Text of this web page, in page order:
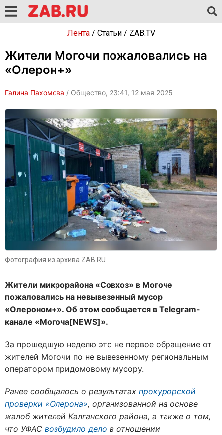
Лента/ Статьи/ ZAB.TV
Жители Могочи пожаловались на
«Олерон+»
Галина Пахомова / Общество, 23:41, 12 мая 2025
Фотография из архива ZAB.RU
Жители микрорайона «Совхоз» в Могоче
пожаловались на невывезенный мусор
«Олероном+». Об этом сообщается в Telegram-
канале «Могоча[NEWS]».
За прошедшую неделю это не первое обращение от
жителей Могочи по не вывезенному региональным
оператором придомовому мусору.
Ранее сообщалось о результатах прокурорской
проверки «Олерона», организованной на основе
жалоб жителей Калганского района, а также о том,
что УФАС возбудило дело в отношении